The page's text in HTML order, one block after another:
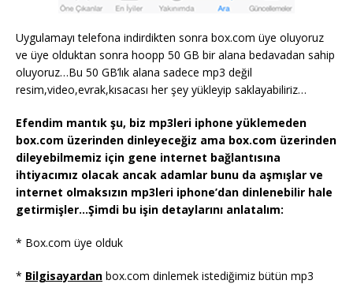
Uygulamayı telefona indirdikten sonra box.com üye oluyoruz
ve üye olduktan sonra hoopp 50 GB bir alana bedavadan sahip
oluyoruz…Bu 50 GB’lık alana sadece mp3 değil
resim,video,evrak,kısacası her şey yükleyip saklayabiliriz…
Efendim mantık şu, biz mp3leri iphone yüklemeden
box.com üzerinden dinleyeceğiz ama box.com üzerinden
dileyebilmemiz için gene internet bağlantısına
ihtiyacımız olacak ancak adamlar bunu da aşmışlar ve
internet olmaksızın mp3leri iphone’dan dinlenebilir hale
getirmişler…Şimdi bu işin detaylarını anlatalım:
* Box.com üye olduk
* Bilgisayardan box.com dinlemek istediğimiz bütün mp3